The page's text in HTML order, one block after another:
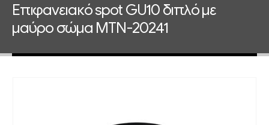
Επιφανειακό spot GU10 διπλό με
μαύρο σώμα MTN-20241